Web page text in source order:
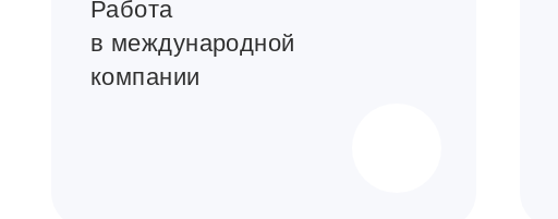
Работа
в международной
компании